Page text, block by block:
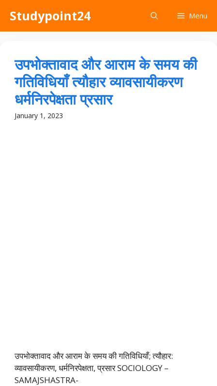
content
Studypoint24 Menu
उपभोक्तावाद और आराम के समय की
गतिविधियाँ त्यौहार व्यावसायीकरण
धर्मनिरपेक्षता प्रसार
January 1, 2023
उपभोक्तावाद और आराम के समय की गतिविधियाँ; त्यौहार:
व्यावसायीकरण, धर्मनिरपेक्षता, प्रसार SOCIOLOGY –
SAMAJSHASTRA-